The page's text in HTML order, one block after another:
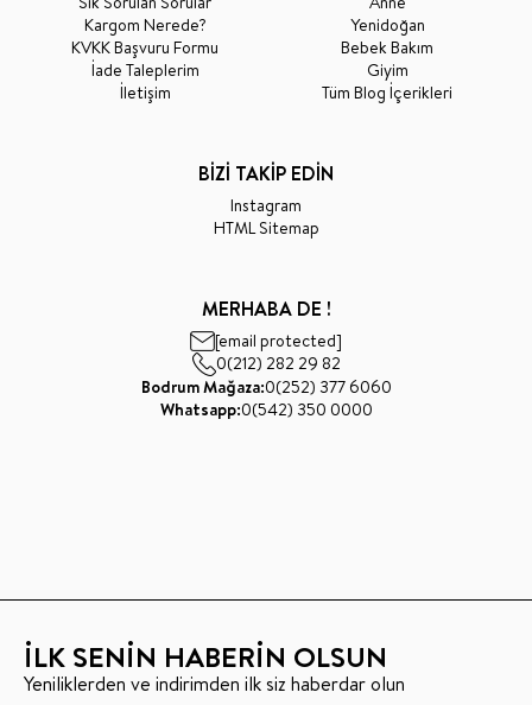
Kargom Nerede?
KVKK Başvuru Formu
İade Taleplerim
İletişim
Yenidoğan
Bebek Bakım
Giyim
Tüm Blog İçerikleri
BİZİ TAKİP EDİN
Instagram
HTML Sitemap
MERHABA DE !
[email protected]
0(212) 282 29 82
Bodrum Mağaza:0(252) 377 6060
Whatsapp:0(542) 350 0000
İLK SENİN HABERİN OLSUN
Yeniliklerden ve indirimden ilk siz haberdar olun